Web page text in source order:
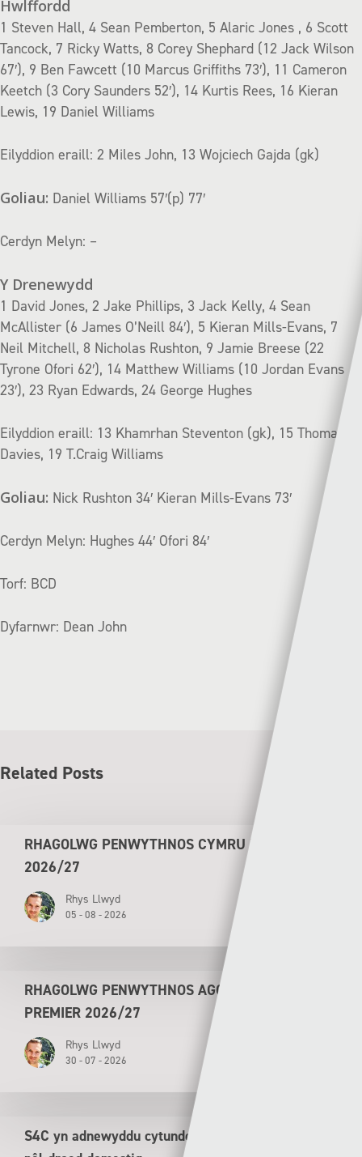
Hwlffordd
1 Steven Hall, 4 Sean Pemberton, 5 Alaric Jones , 6 Scott
Tancock, 7 Ricky Watts, 8 Corey Shephard (12 Jack Wilson
67′), 9 Ben Fawcett (10 Marcus Griffiths 73′), 11 Cameron
Keetch (3 Cory Saunders 52′), 14 Kurtis Rees, 16 Kieran
Lewis, 19 Daniel Williams
Eilyddion eraill: 2 Miles John, 13 Wojciech Gajda (gk)
Goliau: Daniel Williams 57′(p) 77′
Cerdyn Melyn: –
Y Drenewydd
1 David Jones, 2 Jake Phillips, 3 Jack Kelly, 4 Sean
McAllister (6 James O’Neill 84′), 5 Kieran Mills-Evans, 7
Neil Mitchell, 8 Nicholas Rushton, 9 Jamie Breese (22
Tyrone Ofori 62′), 14 Matthew Williams (10 Jordan Evans
23′), 23 Ryan Edwards, 24 George Hughes
Eilyddion eraill: 13 Khamrhan Steventon (gk), 15 Thomas
Davies, 19 T.Craig Williams
Goliau: Nick Rushton 34′ Kieran Mills-Evans 73′
Cerdyn Melyn: Hughes 44′ Ofori 84′
Torf: BCD
Dyfarnwr: Dean John
Related Posts
RHAGOLWG PENWYTHNOS CYMRU PREMIER
2026/27
Rhys Llwyd
05 - 08 - 2026
RHAGOLWG PENWYTHNOS AGORIADOL CYMRU
PREMIER 2026/27
Rhys Llwyd
30 - 07 - 2026
S4C yn adnewyddu cytundeb tair mlynedd ar gyfer